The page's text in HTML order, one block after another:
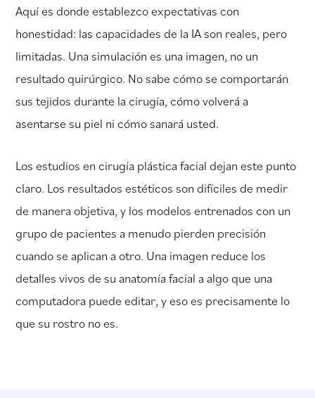
Aquí es donde establezco expectativas con
honestidad: las capacidades de la IA son reales, pero
limitadas. Una simulación es una imagen, no un
resultado quirúrgico. No sabe cómo se comportarán
sus tejidos durante la cirugía, cómo volverá a
asentarse su piel ni cómo sanará usted.
Los estudios en cirugía plástica facial dejan este punto
claro. Los resultados estéticos son difíciles de medir
de manera objetiva, y los modelos entrenados con un
grupo de pacientes a menudo pierden precisión
cuando se aplican a otro. Una imagen reduce los
detalles vivos de su anatomía facial a algo que una
computadora puede editar, y eso es precisamente lo
que su rostro no es.